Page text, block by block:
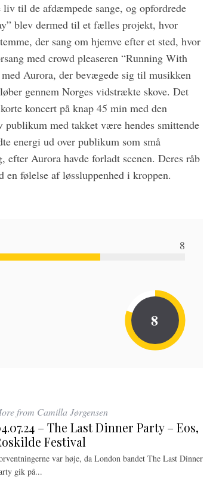
til de afdæmpede sange, og opfordrede
blev dermed til et fælles projekt, hvor
der sang om hjemve efter et sted, hvor
med crowd pleaseren “Running With
Aurora, der bevægede sig til musikken
gennem Norges vidstrækte skove. Det
koncert på knap 45 min med den
publikum med takket være hendes smittende
energi ud over publikum som små
Aurora havde forladt scenen. Deres råb
følelse af løssluppenhed i kroppen.
8
8
from Camilla Jørgensen
– The Last Dinner Party – Eos,
Festival
var høje, da London bandet The Last Dinner
gik på...